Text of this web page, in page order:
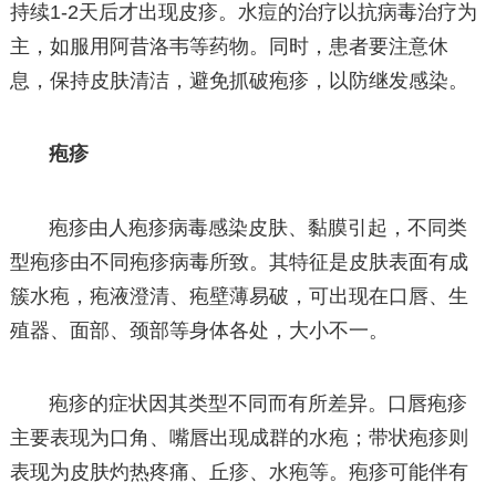
持续1-2天后才出现皮疹。水痘的治疗以抗病毒治疗为
主，如服用阿昔洛韦等药物。同时，患者要注意休
息，保持皮肤清洁，避免抓破疱疹，以防继发感染。
疱疹
疱疹由人疱疹病毒感染皮肤、黏膜引起，不同类
型疱疹由不同疱疹病毒所致。其特征是皮肤表面有成
簇水疱，疱液澄清、疱壁薄易破，可出现在口唇、生
殖器、面部、颈部等身体各处，大小不一。
疱疹的症状因其类型不同而有所差异。口唇疱疹
主要表现为口角、嘴唇出现成群的水疱；带状疱疹则
表现为皮肤灼热疼痛、丘疹、水疱等。疱疹可能伴有